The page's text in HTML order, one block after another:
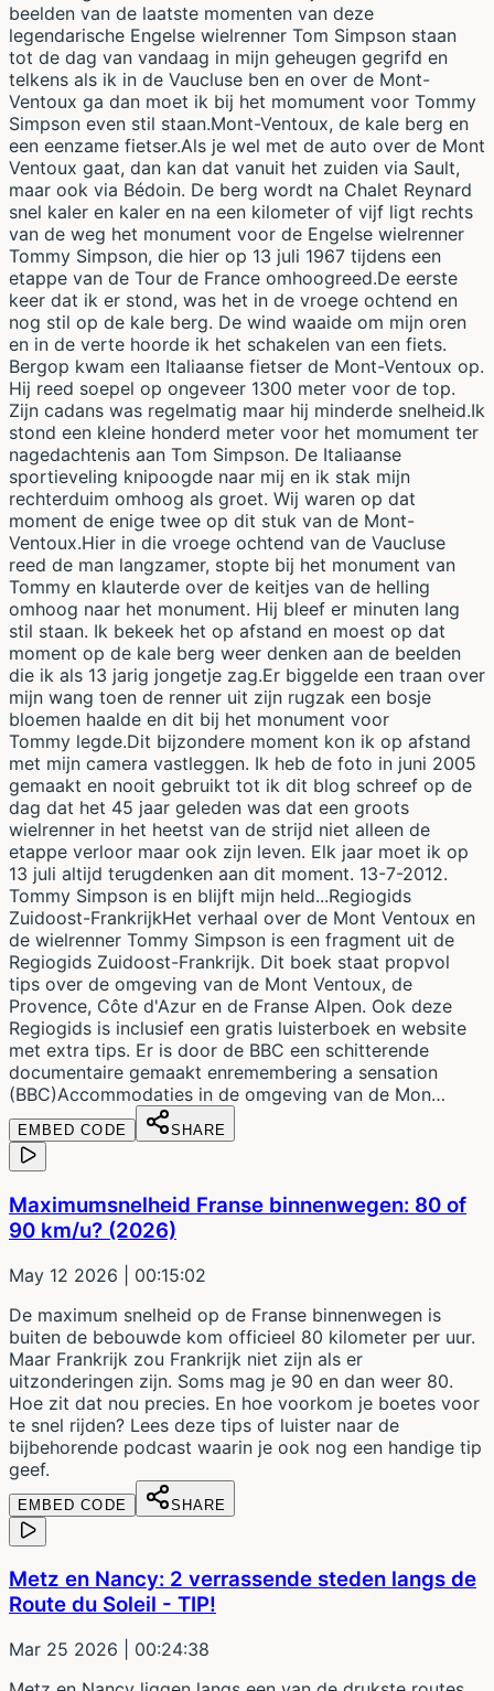
beelden van de laatste momenten van deze
legendarische Engelse wielrenner Tom Simpson staan
tot de dag van vandaag in mijn geheugen gegrifd en
telkens als ik in de Vaucluse ben en over de Mont-
Ventoux ga dan moet ik bij het momument voor Tommy
Simpson even stil staan.Mont-Ventoux, de kale berg en
een eenzame fietser.Als je wel met de auto over de Mont
Ventoux gaat, dan kan dat vanuit het zuiden via Sault,
maar ook via Bédoin. De berg wordt na Chalet Reynard
snel kaler en kaler en na een kilometer of vijf ligt rechts
van de weg het monument voor de Engelse wielrenner
Tommy Simpson, die hier op 13 juli 1967 tijdens een
etappe van de Tour de France omhoogreed.De eerste
keer dat ik er stond, was het in de vroege ochtend en
nog stil op de kale berg. De wind waaide om mijn oren
en in de verte hoorde ik het schakelen van een fiets.
Bergop kwam een Italiaanse fietser de Mont-Ventoux op.
Hij reed soepel op ongeveer 1300 meter voor de top.
Zijn cadans was regelmatig maar hij minderde snelheid.Ik
stond een kleine honderd meter voor het momument ter
nagedachtenis aan Tom Simpson. De Italiaanse
sportieveling knipoogde naar mij en ik stak mijn
rechterduim omhoog als groet. Wij waren op dat
moment de enige twee op dit stuk van de Mont-
Ventoux.Hier in die vroege ochtend van de Vaucluse
reed de man langzamer, stopte bij het monument van
Tommy en klauterde over de keitjes van de helling
omhoog naar het monument. Hij bleef er minuten lang
stil staan. Ik bekeek het op afstand en moest op dat
moment op de kale berg weer denken aan de beelden
die ik als 13 jarig jongetje zag.Er biggelde een traan over
mijn wang toen de renner uit zijn rugzak een bosje
bloemen haalde en dit bij het monument voor
Tommy legde.Dit bijzondere moment kon ik op afstand
met mijn camera vastleggen. Ik heb de foto in juni 2005
gemaakt en nooit gebruikt tot ik dit blog schreef op de
dag dat het 45 jaar geleden was dat een groots
wielrenner in het heetst van de strijd niet alleen de
etappe verloor maar ook zijn leven. Elk jaar moet ik op
13 juli altijd terugdenken aan dit moment. 13-7-2012.
Tommy Simpson is en blijft mijn held...Regiogids
Zuidoost-FrankrijkHet verhaal over de Mont Ventoux en
de wielrenner Tommy Simpson is een fragment uit de
Regiogids Zuidoost-Frankrijk. Dit boek staat propvol
tips over de omgeving van de Mont Ventoux, de
Provence, Côte d'Azur en de Franse Alpen. Ook deze
Regiogids is inclusief een gratis luisterboek en website
met extra tips. Er is door de BBC een schitterende
documentaire gemaakt enremembering a sensation
(BBC)Accommodaties in de omgeving van de Mon…
EMBED CODE SHARE
Maximumsnelheid Franse binnenwegen: 80 of
90 km/u? (2026)
May 12 2026 | 00:15:02
De maximum snelheid op de Franse binnenwegen is
buiten de bebouwde kom officieel 80 kilometer per uur.
Maar Frankrijk zou Frankrijk niet zijn als er
uitzonderingen zijn. Soms mag je 90 en dan weer 80.
Hoe zit dat nou precies. En hoe voorkom je boetes voor
te snel rijden? Lees deze tips of luister naar de
bijbehorende podcast waarin je ook nog een handige tip
geef.
EMBED CODE SHARE
Metz en Nancy: 2 verrassende steden langs de
Route du Soleil - TIP!
Mar 25 2026 | 00:24:38